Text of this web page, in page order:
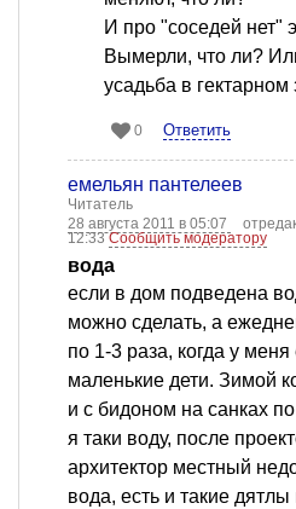
И про "соседей нет"
Вымерли, что ли?
усадьба в
0 Ответить
емельян пантелеев
Читатель
28 августа 2011 в 05:07
12:33Сообщить модератору
вода
если в дом подведена
можно сделать, а
по 1-3 раза, когда у
маленькие дети. Зимой
и с бидоном на санках
я таки воду, после
архитектор местный
вода, есть и такие дятлы